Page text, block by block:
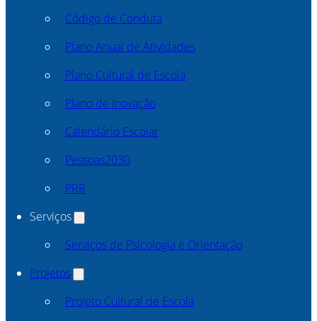
Código de Conduta
Plano Anual de Atividades
Plano Cultural de Escola
Plano de Inovação
Calendário Escolar
Pessoas2030
PRR
Serviços
Serviços de Psicologia e Orientação
Projetos
Projeto Cultural de Escola